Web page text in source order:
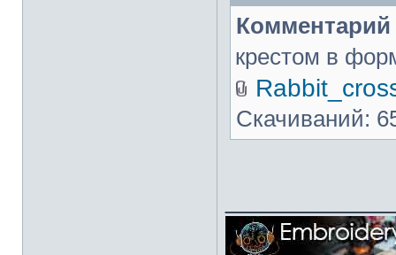
крестом в
Скачиваний: